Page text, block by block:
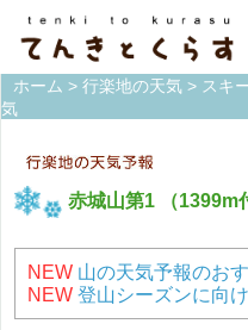
ホーム > 行楽地の天気 > スキ
気
赤城山第1 （1399m
NEW 山の天気予報のお
NEW 登山シーズンに向